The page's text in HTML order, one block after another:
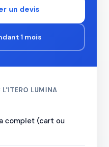
un devis
1 mois
L'ITERO LUMINA
complet (cart ou